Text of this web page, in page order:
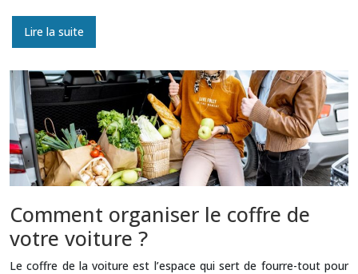
Lire la suite
Comment organiser le coffre de
votre voiture ?
Le coffre de la voiture est l’espace qui sert de fourre-tout pour